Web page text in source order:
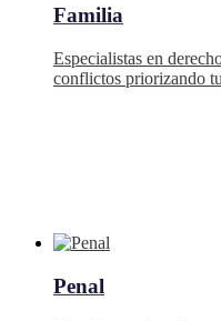
Familia
Especialistas en
conflictos priorizando
Penal